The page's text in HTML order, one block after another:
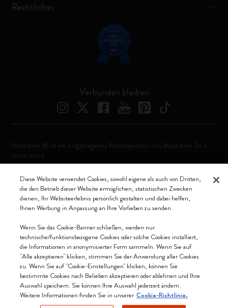
Rechtliches
Verbunden bleiben
Deutschland (Deutsch)
Wir akzeptieren
Moleskine ® ist ein eingetragenes Warenzeichen von Moleskine Srl a
socio unico
Moleskine srl a socio unico - Via Bergognone, 34 – 20144 Milano -
Italia - P. IVA / CCIAA n. 07234480965 - REA MI 1945400 - Cap.
Soc. €2.181.513,42
Diese Website verwendet Cookies, sowohl eigene als auch von Dritten,
die den Betrieb dieser Website ermöglichen, statistischen Zwecken
dienen, Ihr Websiteerlebnis persönlich gestalten und dabei helfen,
Ihnen Werbung in Anpassung an Ihre Vorlieben zu senden.
Wenn Sie das Cookie-Banner schließen, werden nur
technische/funktionsbezogene Cookies oder solche Cookies installiert,
die Informationen in anonymisierter Form sammeln. Wenn Sie auf
"Alle akzeptieren" klicken, stimmen Sie der Anwendung aller Cookies
zu. Wenn Sie auf "Cookie-Einstellungen" klicken, können Sie
bestimmte Cookies nach Belieben akzeptieren oder ablehnen und Ihre
Auswahl speichern. Sie können Ihre Auswahl jederzeit ändern.
Weitere Informationen finden Sie in unserer Cookie-Richtlinie.